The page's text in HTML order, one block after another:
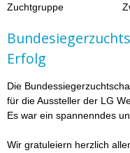
Zuchtgruppe
Erfolg
Die
für die Aussteller der LG
Es war ein spannenndes
Wir gratuleiern herzlich